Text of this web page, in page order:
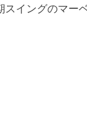
イングのマー